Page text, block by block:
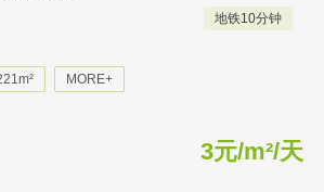
地铁10分钟
MORE+
3元/m²/天